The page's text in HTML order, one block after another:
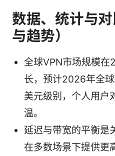
数据、统计与
与趋势）
全球VPN市场规模
长，预计2026年全
美元级别，个人用户
温。
延迟与带宽的平衡是
在多数场景下提供更